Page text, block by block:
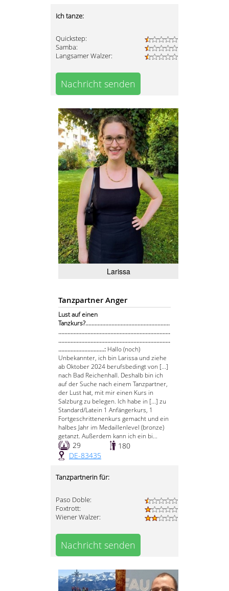
Ich tanze:
Quickstep:
Samba:
Langsamer Walzer:
Nachricht senden
Larissa
Tanzpartner Anger
Lust auf einen
Tanzkurs?.......................................................
.........................................................................
.........................................................................
..............................: Hallo (noch)
Unbekannter, ich bin Larissa und ziehe
ab Oktober 2024 berufsbedingt von [...]
nach Bad Reichenhall. Deshalb bin ich
auf der Suche nach einem Tanzpartner,
der Lust hat, mit mir einen Kurs in
Salzburg zu belegen. Ich habe in [...] zu
Standard/Latein 1 Anfängerkurs, 1
Fortgeschrittenenkurs gemacht und ein
halbes Jahr im Medaillenlevel (bronze)
getanzt. Außerdem kann ich ein bi...
29
180
DE-83435
Tanzpartnerin für:
Paso Doble:
Foxtrott:
Wiener Walzer:
Nachricht senden